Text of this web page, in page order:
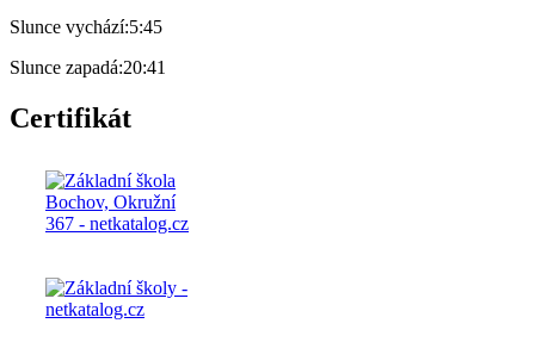
Slunce vychází:5:45
Slunce zapadá:20:41
Certifikát